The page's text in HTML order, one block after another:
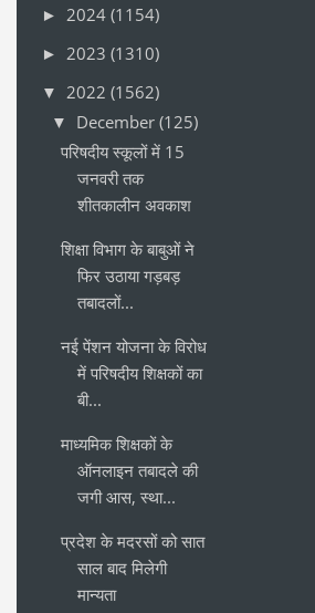
► 2024 (1154)
► 2023 (1310)
▼ 2022 (1562)
▼ December (125)
परिषदीय स्कूलों में 15
जनवरी तक
शीतकालीन अवकाश
शिक्षा विभाग के बाबुओं ने
फिर उठाया गड़बड़
तबादलों...
नई पेंशन योजना के विरोध
में परिषदीय शिक्षकों का
बी...
माध्यमिक शिक्षकों के
ऑनलाइन तबादले की
जगी आस, स्था...
प्रदेश के मदरसों को सात
साल बाद मिलेगी
मान्यता